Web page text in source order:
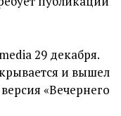
29 декабря.
и вышел
«Вечернего